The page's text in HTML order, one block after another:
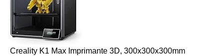
Creality K1 Max Imprimante 3D, 300x300x300mm